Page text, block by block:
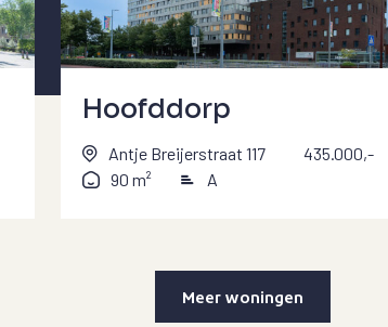
Hoofddorp
Antje Breijerstraat 117
435.000,-
90 m²
A
Meer woningen